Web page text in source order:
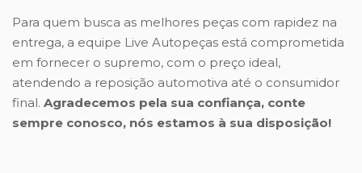
Para quem busca as melhores peças com rapidez na
entrega, a equipe Live Autopeças está comprometida
em fornecer o supremo, com o preço ideal,
atendendo a reposição automotiva até o consumidor
final. Agradecemos pela sua confiança, conte
sempre conosco, nós estamos à sua disposição!